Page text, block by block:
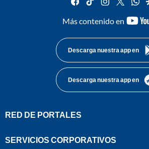
Más contenido en
Descarga nuestra app en
Descarga nuestra app en
RED DE PORTALES
SERVICIOS CORPORATIVOS